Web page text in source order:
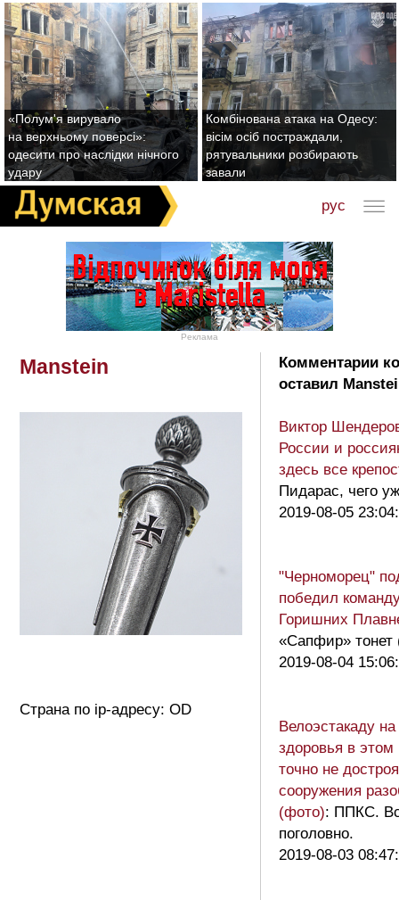
«Полум'я вирувало
на верхньому поверсі»:
одесити про наслідки нічного
удару
Комбінована атака на Одесу:
вісім осіб постраждали,
рятувальники розбирають
завали
рус
Реклама
Manstein
Страна по ip-адресу: OD
Комментарии
оставил
Виктор
России и
здесь все
Пидарас, чего
2019-08-05
"Черноморец"
победил
Горишних
«Сапфир» тонет
2019-08-04
Велоэстакаду
здоровья в этом
точно не
сооружения
(фото): ППКС.
поголовно.
2019-08-03